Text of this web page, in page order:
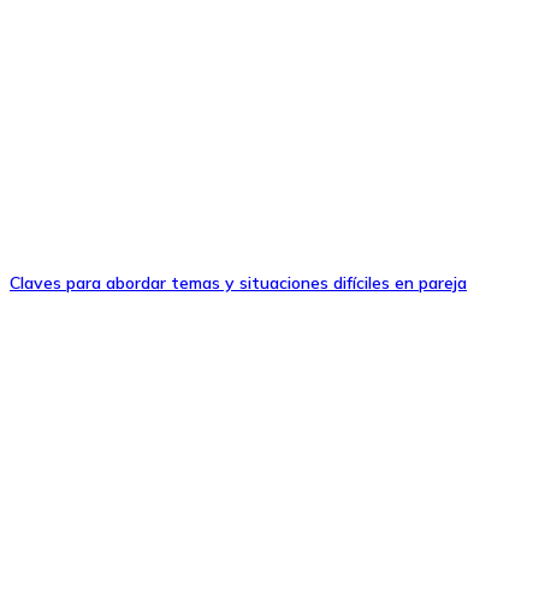
Claves para abordar temas y situaciones difíciles en pareja